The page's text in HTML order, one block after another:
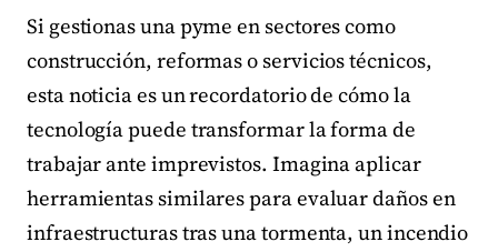
Si gestionas una pyme en sectores como
construcción, reformas o servicios técnicos,
esta noticia es un recordatorio de cómo la
tecnología puede transformar la forma de
trabajar ante imprevistos. Imagina aplicar
herramientas similares para evaluar daños en
infraestructuras tras una tormenta, un incendio